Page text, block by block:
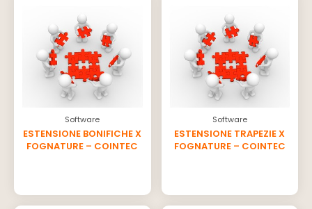
Software
ESTENSIONE BONIFICHE X
FOGNATURE – COINTEC
Software
ESTENSIONE TRAPEZIE X
FOGNATURE – COINTEC